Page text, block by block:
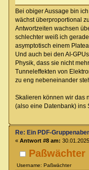
Bei obiger Aussage bin
wächst überproportional
Antwortzeiten wachsen
schlechter weiß ich
asymptotisch einem
Und auch bei den AI-
Physik, dass sie nicht
Tunneleffekten von
zu eng nebeneinander
Skalieren können wir das
(also eine Datenbank) ins
Paßwächter
Username: Paßwächter
Re: Ein PDF-
« Antwort #8 am: